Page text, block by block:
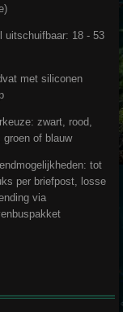
uitschuifbaar: 18 - 53
met siliconen
zwart, rood,
groen of blauw
tot
per briefpost, losse
via